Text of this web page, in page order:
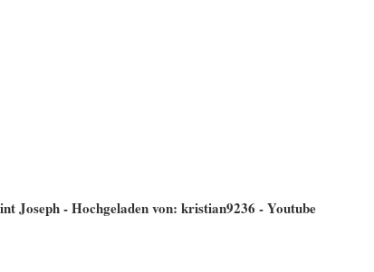
Joseph - Hochgeladen von: kristian9236 - Youtube